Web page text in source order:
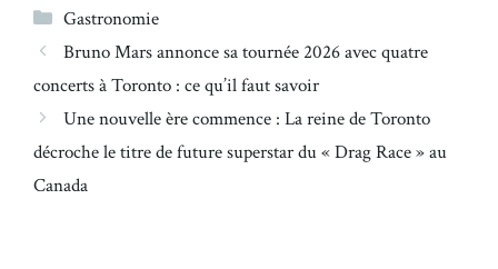
Catégories
Gastronomie
Bruno Mars annonce sa tournée 2026 avec quatre
concerts à Toronto : ce qu’il faut savoir
Une nouvelle ère commence : La reine de Toronto
décroche le titre de future superstar du « Drag Race » au
Canada